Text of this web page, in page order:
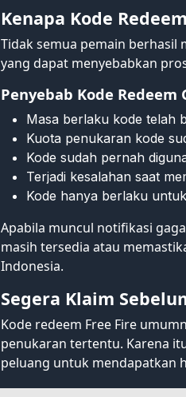
Kenapa Kode
Tidak semua pemain berhasil
yang dapat menyebabkan
Penyebab Kode Redeem
Masa berlaku kode telah
Kuota penukaran kode
Kode sudah pernah
Terjadi kesalahan saat
Kode hanya berlaku
Apabila muncul notifikasi
masih tersedia atau
Indonesia.
Segera Klaim
Kode redeem Free Fire
penukaran tertentu. Karena
peluang untuk mendapatkan